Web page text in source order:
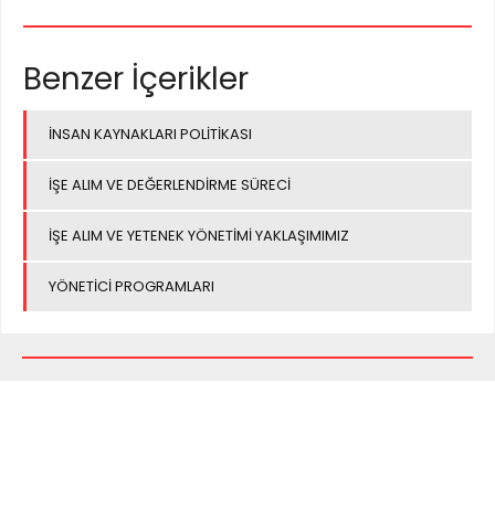
Benzer İçerikler
İNSAN KAYNAKLARI POLİTİKASI
İŞE ALIM VE DEĞERLENDİRME SÜRECİ
İŞE ALIM VE YETENEK YÖNETİMİ YAKLAŞIMIMIZ
YÖNETİCİ PROGRAMLARI